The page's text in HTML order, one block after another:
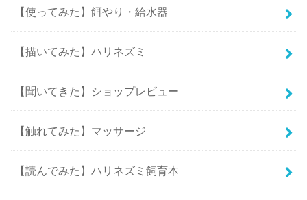
【使ってみた】餌やり・給水器
【描いてみた】ハリネズミ
【聞いてきた】ショップレビュー
【触れてみた】マッサージ
【読んでみた】ハリネズミ飼育本